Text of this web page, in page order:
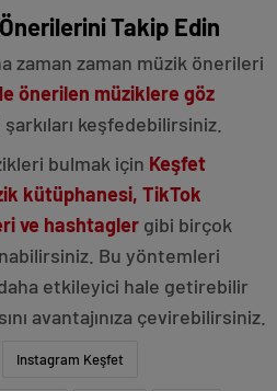
Takip Edin
zaman zaman müzik önerileri
önerilen müziklere göz
keşfedebilirsiniz.
bulmak için Keşfet
kütüphanesi, TikTok
ve hashtagler gibi birçok
Bu yöntemleri
etkileyici hale getirebilir
avantajınıza çevirebilirsiniz.
Instagram Keşfet